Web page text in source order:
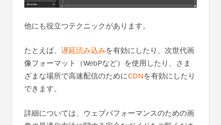
たとえば、遅延読み込みを有効にしたり、次世代画
像フォーマット（WebPなど）を使用したり、さま
ざまな場所で高速配信のために